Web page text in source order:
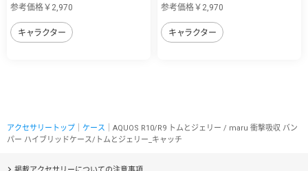
参考価格￥2,970
キャラクター
参考価格￥2,970
キャラクター
アクセサリートップ ケース ｜AQUOS R10/R9 トムとジェリー / maru 衝撃吸収 バン
パー ハイブリッドケース/トムとジェリー_キャッチ